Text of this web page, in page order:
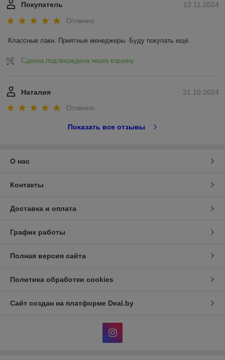
12.11.2024
Покупатель
Отлично
Классные лаки. Приятные менеджеры. Буду покупать ещё.
Сделка подтверждена через корзину
31.10.2024
Наталия
Отлично
Показать все отзывы
О нас
Контакты
Доставка и оплата
График работы
Полная версия сайта
Политика обработки cookies
Сайт создан на платформе Deal.by